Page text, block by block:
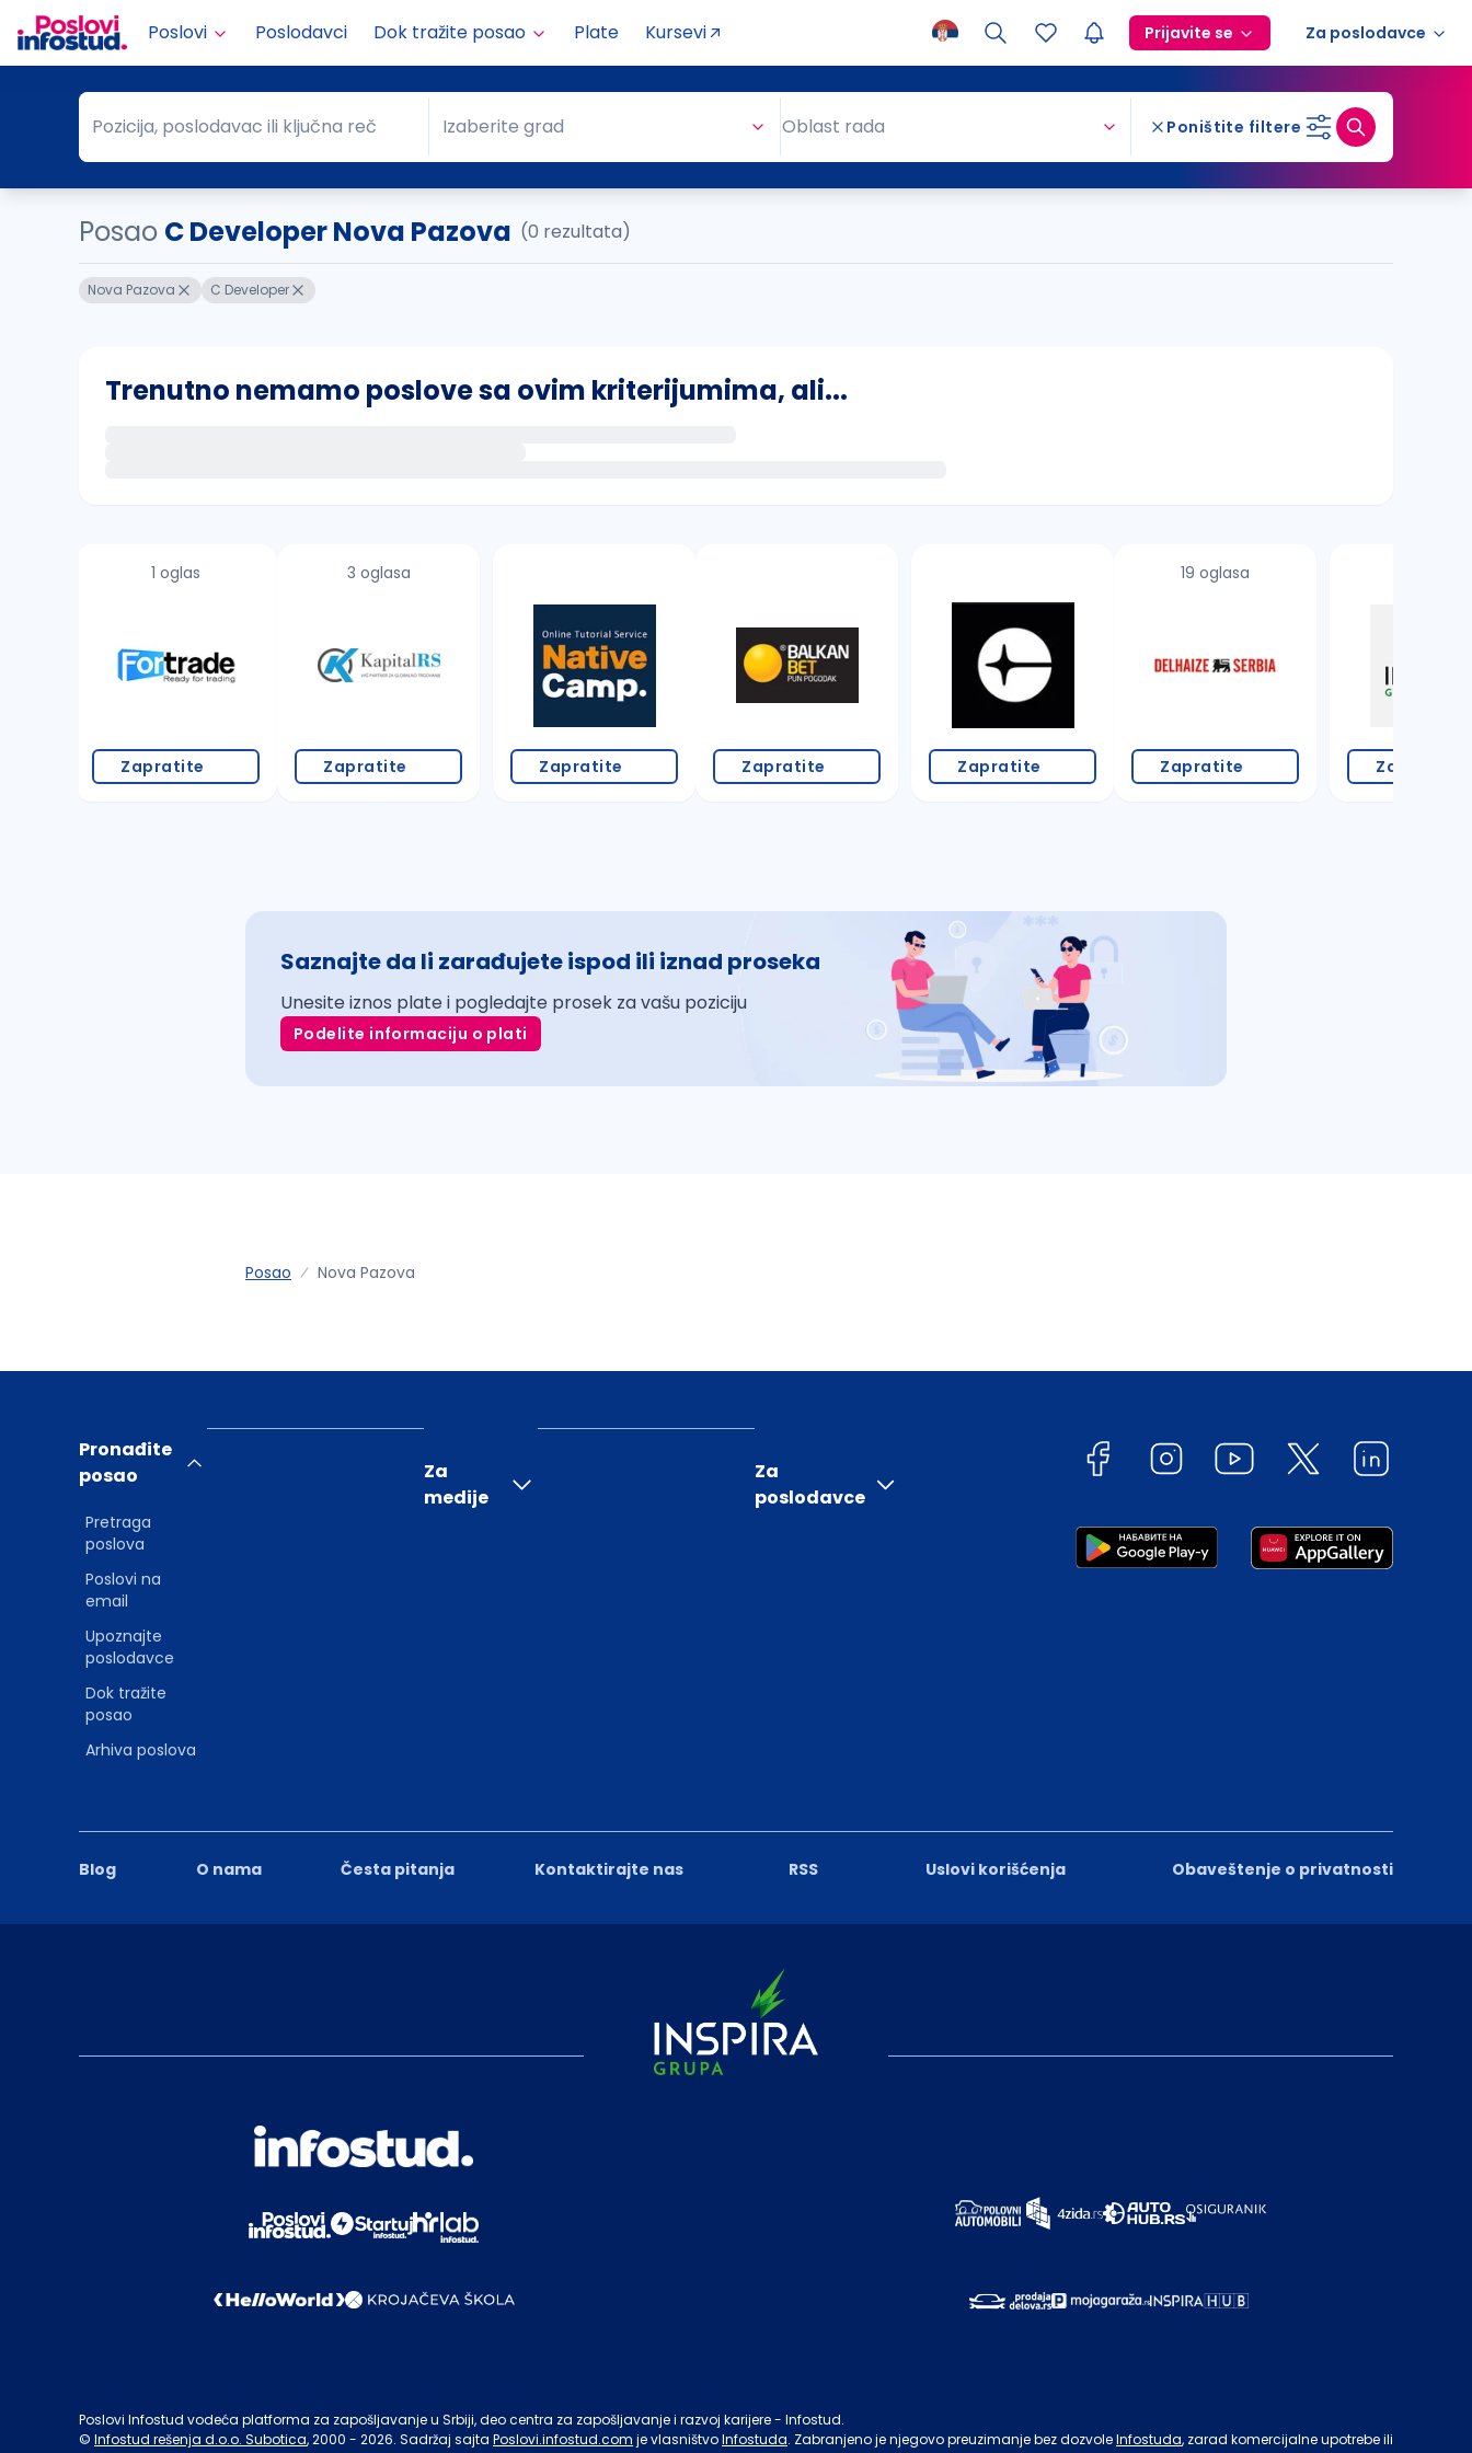
Poslovi Poslodavci Dok tražite posao Plate Kursevi Prijavite se Za poslodavce
Pozicija, poslodavac ili ključna reč
Pozicija, poslodavac ili ključna reč Grad
Izaberite grad Oblast rada Poništite filtere
Posao C Developer Nova Pazova (0 rezultata)
Nova Pazova C Developer
Trenutno nemamo poslove sa ovim kriterijumima, ali...
proverite pravopisne greške (koristite č, ć, š, đ, ž, dž)
povećajte radijus za odabrani grad
1 oglas
Zapratite
3 oglasa
Zapratite Zapratite Zapratite Zapratite
19 oglasa
Zapratite Zapratite
Saznajte da li zarađujete ispod ili iznad proseka
Unesite iznos plate i pogledajte prosek za vašu poziciju
Podelite informaciju o plati
Posao Nova Pazova
Blog O nama Česta pitanja Kontaktirajte nas RSS Uslovi korišćenja Obaveštenje o privatnosti
Pronađite
posao
Pretraga
poslova
Poslovi na
email
Upoznajte
poslodavce
Dok tražite
posao
Arhiva poslova
Za
medije
Za
poslodavce
Poslovi Infostud vodeća platforma za zapošljavanje u Srbiji, deo centra za zapošljavanje i razvoj karijere - Infostud.
© Infostud rešenja d.o.o. Subotica, 2000 - 2026. Sadržaj sajta Poslovi.infostud.com je vlasništvoInfostuda. Zabranjeno je njegovo preuzimanje bez dozvoleInfostuda, zarad komercijalne upotrebe ili